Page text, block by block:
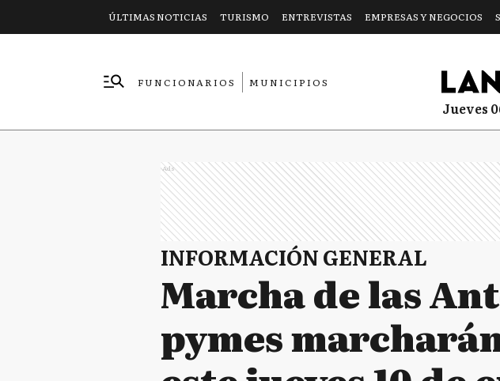
ÚLTIMAS NOTICIAS TURISMO ENTREVISTAS EMPRESAS Y NEGOCIOS
FUNCIONARIOS
MUNICIPIOS
jueves
Ads
INFORMACIÓN GENERAL
Marcha de las
pymes